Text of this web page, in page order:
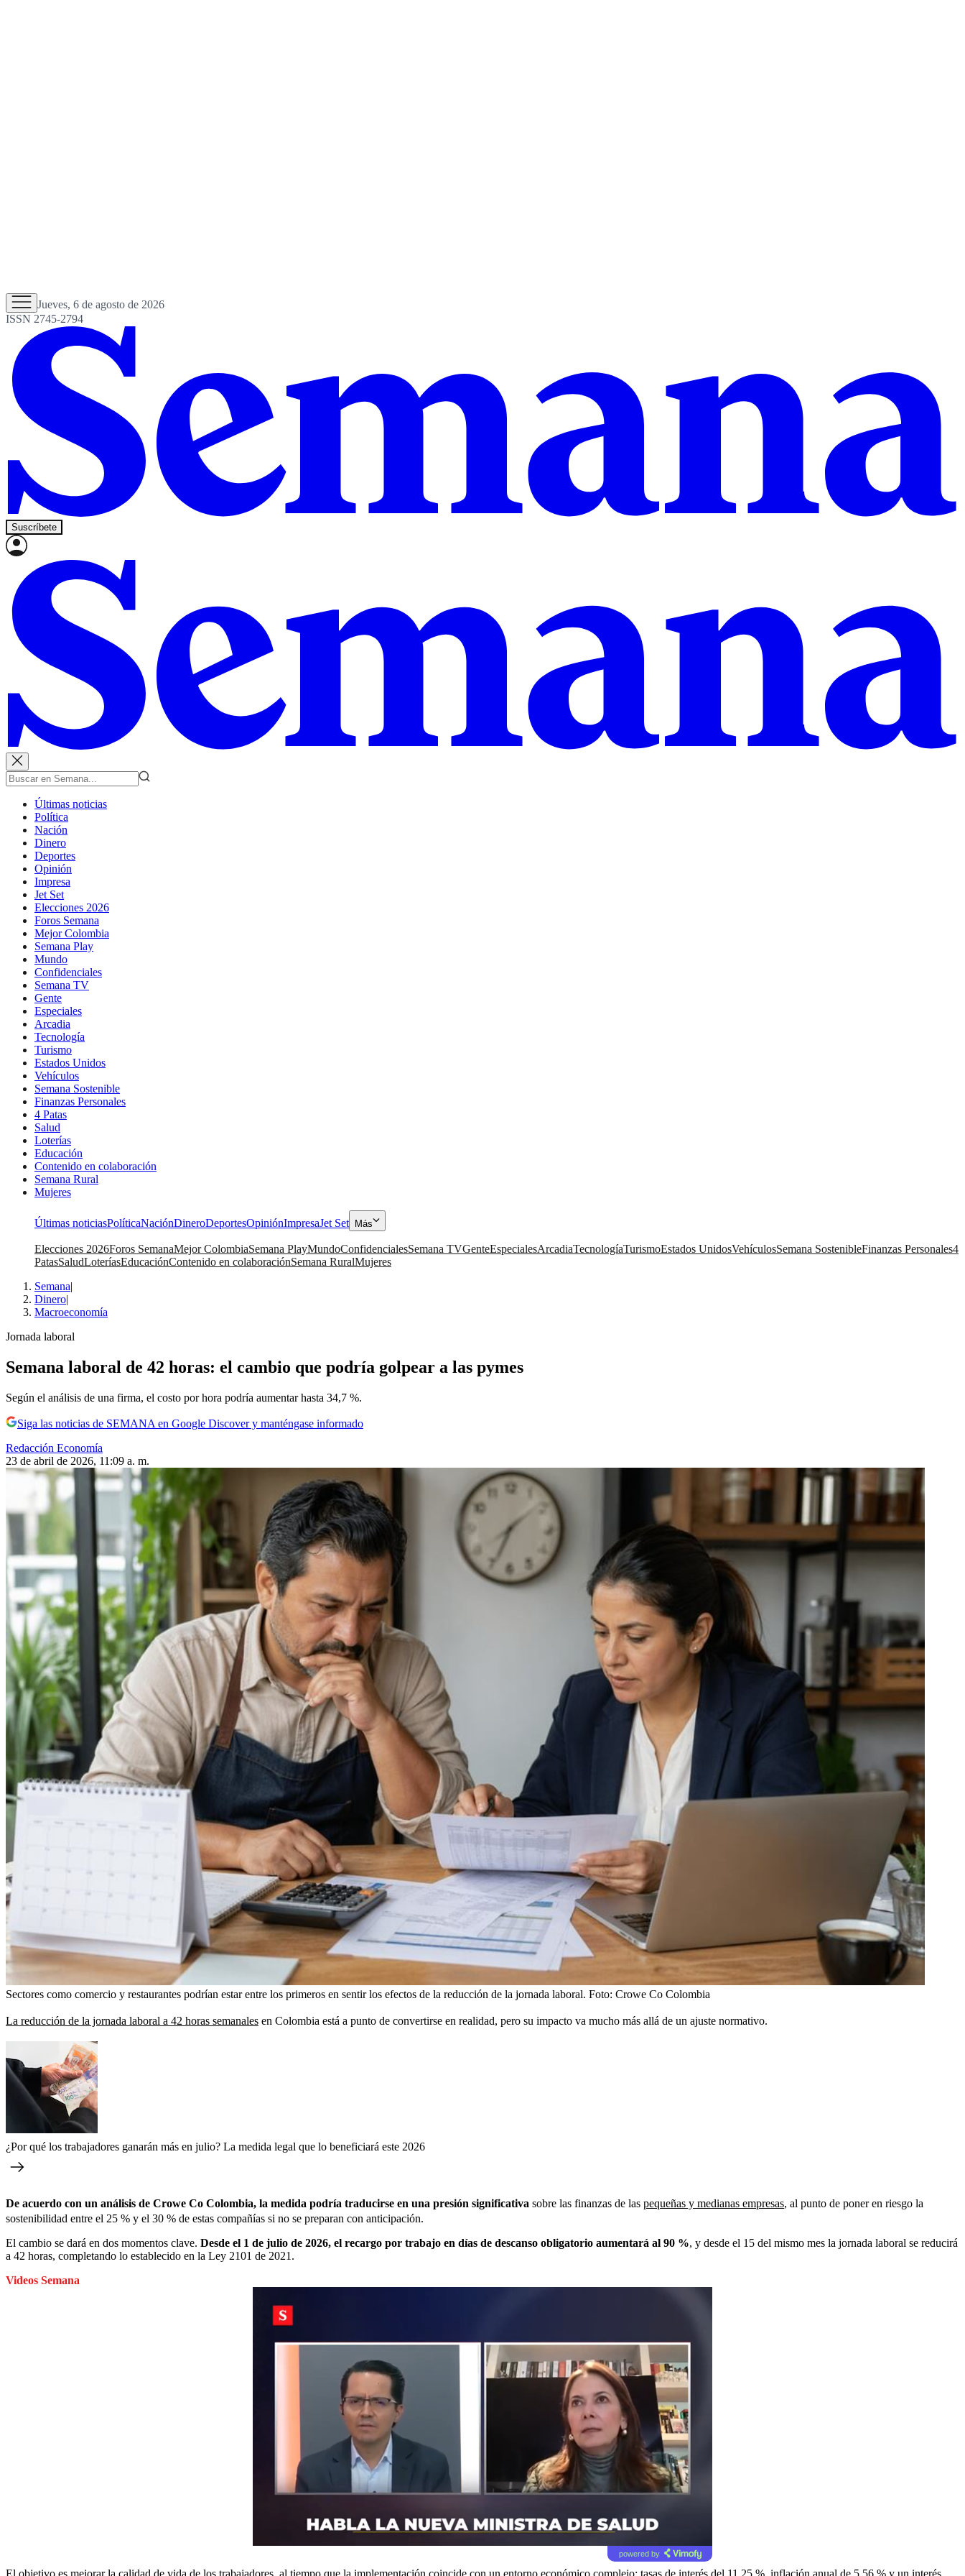
Jueves, 6 de agosto de 2026
ISSN 2745-2794
Suscríbete
Últimas noticias
Política
Nación
Dinero
Deportes
Opinión
Impresa
Jet Set
Elecciones 2026
Foros Semana
Mejor Colombia
Semana Play
Mundo
Confidenciales
Semana TV
Gente
Especiales
Arcadia
Tecnología
Turismo
Estados Unidos
Vehículos
Semana Sostenible
Finanzas Personales
4 Patas
Salud
Loterías
Educación
Contenido en colaboración
Semana Rural
Mujeres
Últimas noticiasPolíticaNaciónDineroDeportesOpiniónImpresaJet Set Más
Elecciones 2026Foros SemanaMejor ColombiaSemana PlayMundoConfidencialesSemana TVGenteEspecialesArcadiaTecnologíaTurismoEstados UnidosVehículosSemana SostenibleFinanzas Personales4
PatasSaludLoteríasEducaciónContenido en colaboraciónSemana RuralMujeres
Semana|
Dinero|
Macroeconomía
Jornada laboral
Semana laboral de 42 horas: el cambio que podría golpear a las pymes
Según el análisis de una firma, el costo por hora podría aumentar hasta 34,7 %.
Siga las noticias de SEMANA en Google Discover y manténgase informado
Redacción Economía
23 de abril de 2026, 11:09 a. m.
Sectores como comercio y restaurantes podrían estar entre los primeros en sentir los efectos de la reducción de la jornada laboral. Foto: Crowe Co Colombia
La reducción de la jornada laboral a 42 horas semanales en Colombia está a punto de convertirse en realidad, pero su impacto va mucho más allá de un ajuste normativo.
¿Por qué los trabajadores ganarán más en julio? La medida legal que lo beneficiará este 2026
De acuerdo con un análisis de Crowe Co Colombia, la medida podría traducirse en una presión significativa sobre las finanzas de las pequeñas y medianas empresas, al punto de poner en riesgo la
sostenibilidad entre el 25 % y el 30 % de estas compañías si no se preparan con anticipación.
El cambio se dará en dos momentos clave. Desde el 1 de julio de 2026, el recargo por trabajo en días de descanso obligatorio aumentará al 90 %, y desde el 15 del mismo mes la jornada laboral se reducirá
a 42 horas, completando lo establecido en la Ley 2101 de 2021.
Videos Semana
powered by
El objetivo es mejorar la calidad de vida de los trabajadores, al tiempo que la implementación coincide con un entorno económico complejo: tasas de interés del 11,25 %, inflación anual de 5,56 % y un interés